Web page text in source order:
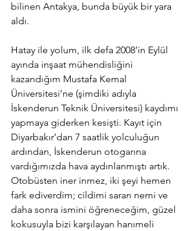
bilinen Antakya, bunda büyük bir yara
aldı.
Hatay ile yolum, ilk defa 2008’in Eylül
ayında inşaat mühendisliğini
kazandığım Mustafa Kemal
Üniversitesi’ne (şimdiki adıyla
İskenderun Teknik Üniversitesi) kaydımı
yapmaya giderken kesişti. Kayıt için
Diyarbakır’dan 7 saatlik yolculuğun
ardından, İskenderun otogarına
vardığımızda hava aydınlanmıştı artık.
Otobüsten iner inmez, iki şeyi hemen
fark ediverdim; cildimi saran nemi ve
daha sonra ismini öğreneceğim, güzel
kokusuyla bizi karşılayan hanımeli